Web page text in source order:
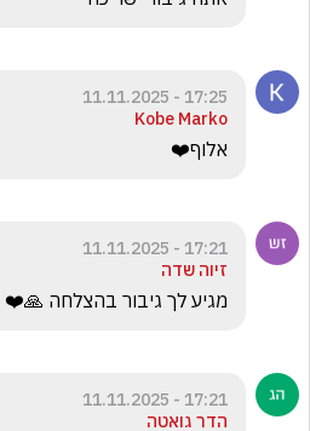
17:25 - 11.11.2025
Kobe Marko
אלוף❤️
17:21 - 11.11.2025
זיוה שדה
מגיע לך גיבור בהצלחה 🙏❤️
17:21 - 11.11.2025
הדר גואטה